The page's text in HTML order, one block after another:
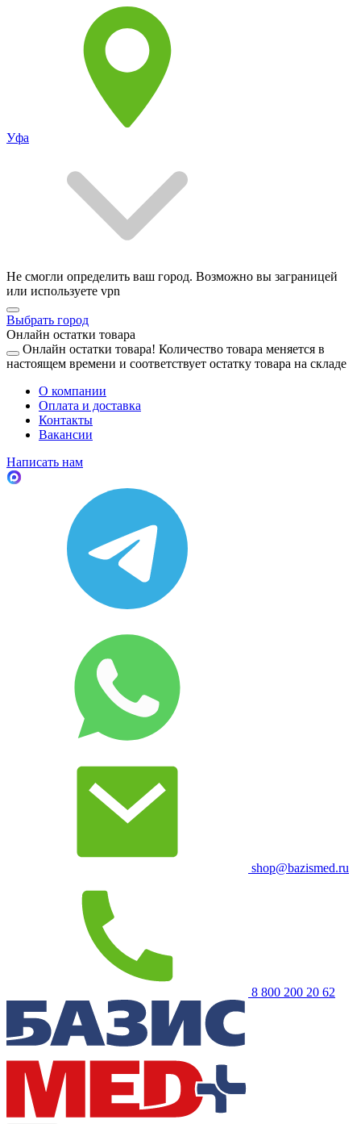
Уфа
Не смогли определить ваш город. Возможно вы заграницей
или используете vpn
Выбрать город
Онлайн остатки товара
Онлайн остатки товара! Количество товара меняется в
настоящем времени и соответствует остатку товара на складе
О компании
Оплата и доставка
Контакты
Вакансии
Написать нам
shop@bazismed.ru
8 800 200 20 62